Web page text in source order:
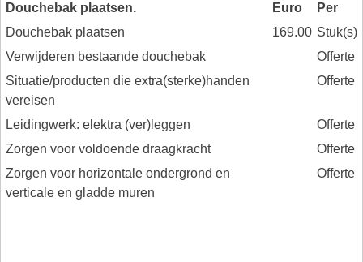
Douchebak plaatsen. Euro
Per
Douchebak plaatsen
169.00 Stuk(s)
Verwijderen bestaande douchebak
Offerte
Situatie/producten die extra(sterke)handen
vereisen
Offerte
Leidingwerk: elektra (ver)leggen
Offerte
Zorgen voor voldoende draagkracht
Offerte
Zorgen voor horizontale ondergrond en
verticale en gladde muren
Offerte